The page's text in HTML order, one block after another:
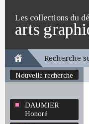
Les collections du
arts
Recherche
Nouvelle recherche
DAUMIER
Honoré